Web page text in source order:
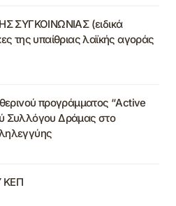
(ειδικά
της υπαίθριας λαϊκής αγοράς
προγράμματος “Active
Συλλόγου Δράμας στο
ΚΕΠ